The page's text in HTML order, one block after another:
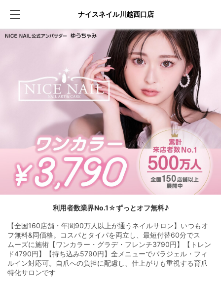
ナイスネイル川越西口店
利用者数業界No.1☆ずっとオフ無料♪
【全国160店舗・年間90万人以上が通うネイルサロン】いつもオ
フ無料&同価格。コスパとタイパを両立し、最短付替60分でス
ムーズに施術【ワンカラー・グラデ・フレンチ3790円】【トレン
ド4790円】【持ち込み5790円】全メニューでパラジェル・フィ
ルイン対応可。自爪への負担に配慮し、仕上がりも重視する育爪
特化サロンです